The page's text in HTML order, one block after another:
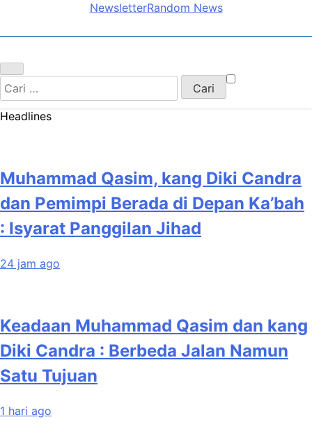
NewsletterRandom News
Cari
untuk:
Headlines
Muhammad Qasim, kang Diki Candra
dan Pemimpi Berada di Depan Ka’bah
: Isyarat Panggilan Jihad
24 jam ago
Keadaan Muhammad Qasim dan kang
Diki Candra : Berbeda Jalan Namun
Satu Tujuan
1 hari ago